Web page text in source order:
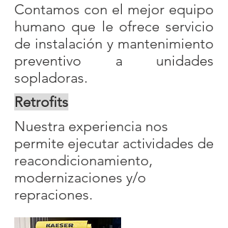
Contamos con el mejor equipo
humano que le ofrece servicio
de instalación y mantenimiento
preventivo a unidades
sopladoras.
Retrofits
Nuestra experiencia nos
permite ejecutar actividades de
reacondicionamiento,
modernizaciones y/o
repraciones.